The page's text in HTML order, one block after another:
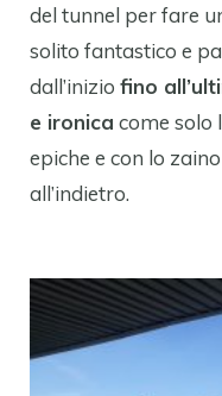
del tunnel per fare
solito fantastico e
dall’inizio fino
e ironica come solo
epiche e con lo
all’indietro.